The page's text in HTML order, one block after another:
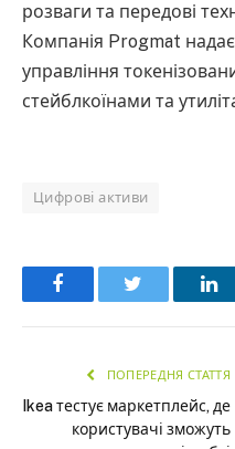
розваги та передові
Компанія Progmat
управління
стейблкоїнами та
Цифрові активи
Facebook
ПОПЕРЕДНЯ СТАТТЯ
Ikea тестує маркетплейс, де
користувачі зможуть